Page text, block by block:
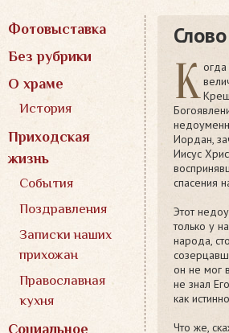
Фотовыставка
Без рубрики
О храме
История
Приходская
жизнь
События
Поздравления
Записки наших
прихожан
Православная
кухня
Социальное
К
Иордан,
Иисус
спасения
Этот
только у
народа,
он не мог
не знал
как
Что же,